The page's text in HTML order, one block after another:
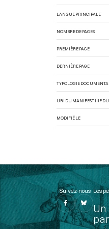
LANGUE PRINCIPALE
NOMBRE DE PAGES
PREMIÈRE PAGE
DERNIÈRE PAGE
TYPOLOGIE
URI DU MANIFEST IIIF
MODIFIÉ LE
Suivez-nous Les
Un